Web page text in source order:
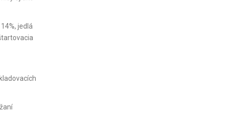
jedlá